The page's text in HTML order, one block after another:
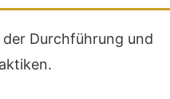
Durchführung und